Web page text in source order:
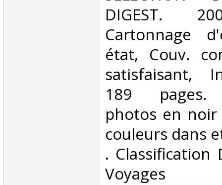
DIGEST.
Cartonnage
état, Couv.
satisfaisant,
189 pages.
photos en
couleurs dans
. Classification
Voyages‎